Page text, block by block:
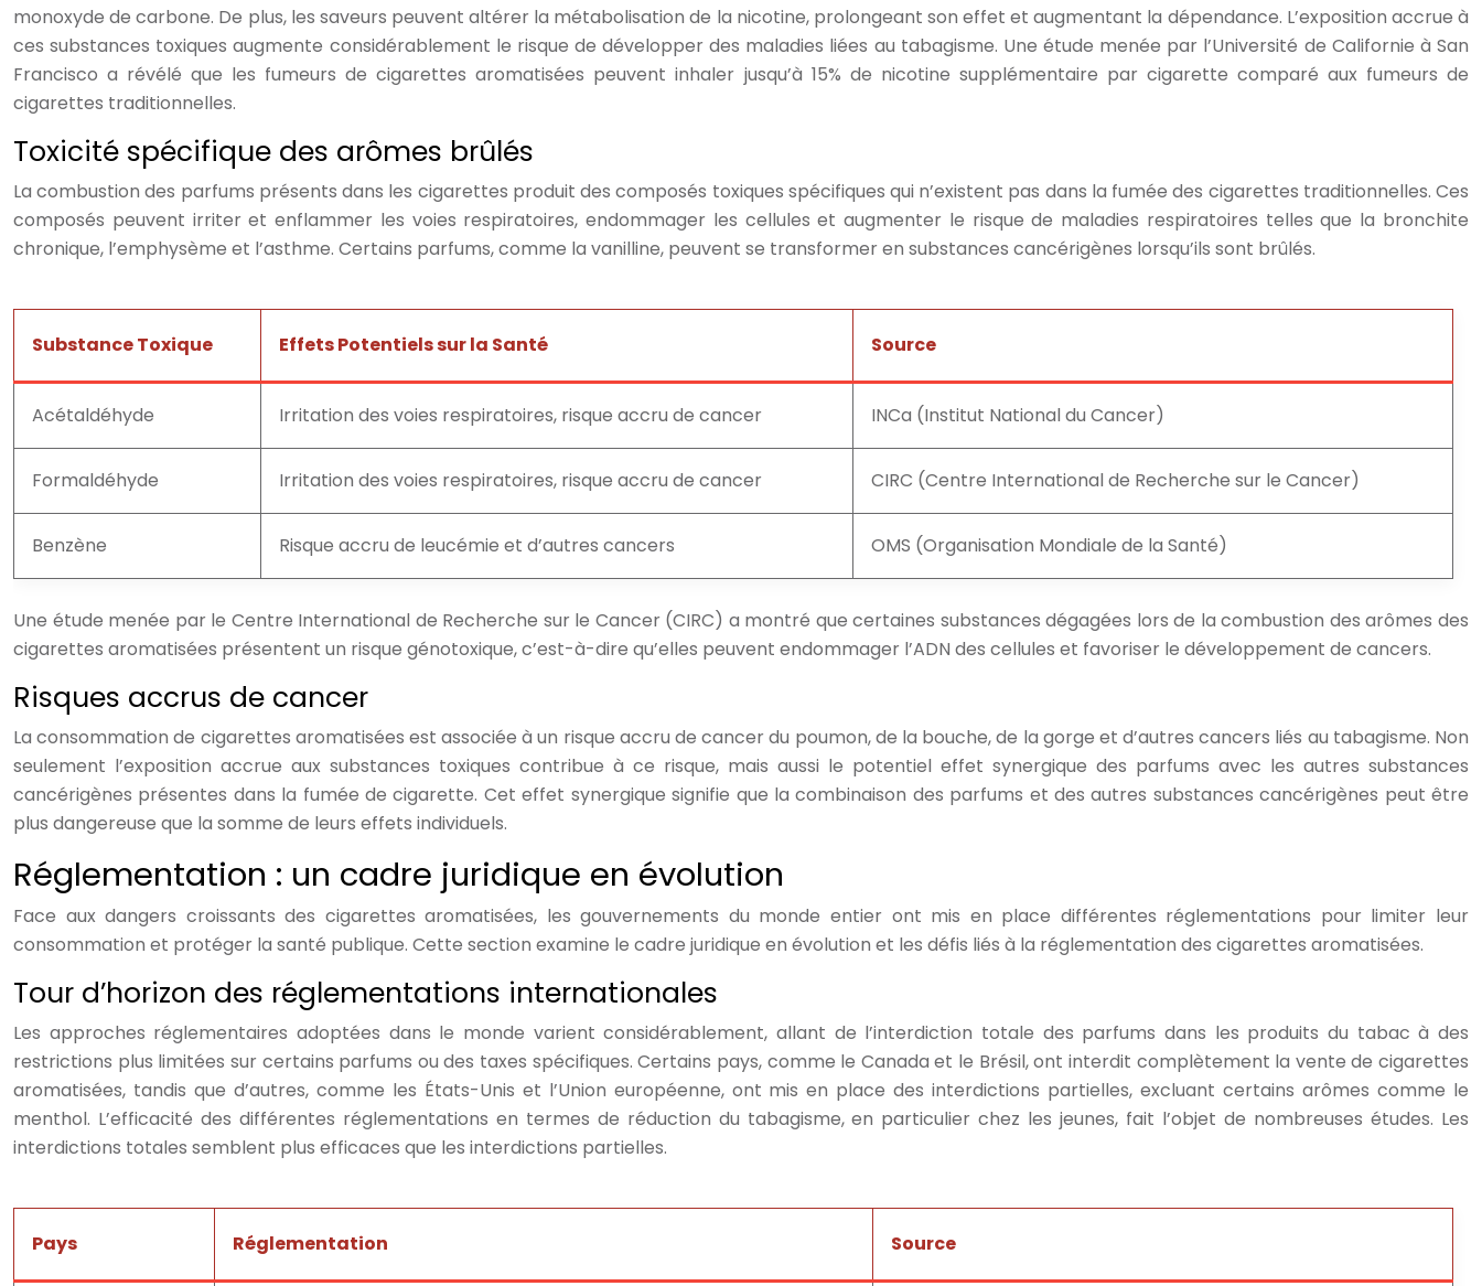
monoxyde de carbone. De plus, les saveurs peuvent altérer la métabolisation de la nicotine, prolongeant son effet et augmentant la dépendance. L’exposition accrue à
ces substances toxiques augmente considérablement le risque de développer des maladies liées au tabagisme. Une étude menée par l’Université de Californie à San
Francisco a révélé que les fumeurs de cigarettes aromatisées peuvent inhaler jusqu’à 15% de nicotine supplémentaire par cigarette comparé aux fumeurs de
cigarettes traditionnelles.
Toxicité spécifique des arômes brûlés
La combustion des parfums présents dans les cigarettes produit des composés toxiques spécifiques qui n’existent pas dans la fumée des cigarettes traditionnelles. Ces
composés peuvent irriter et enflammer les voies respiratoires, endommager les cellules et augmenter le risque de maladies respiratoires telles que la bronchite
chronique, l’emphysème et l’asthme. Certains parfums, comme la vanilline, peuvent se transformer en substances cancérigènes lorsqu’ils sont brûlés.
Substance Toxique Effets Potentiels sur la Santé Source
Acétaldéhyde Irritation des voies respiratoires, risque accru de cancer INCa (Institut National du Cancer)
Formaldéhyde Irritation des voies respiratoires, risque accru de cancer CIRC (Centre International de Recherche sur le Cancer)
Benzène Risque accru de leucémie et d’autres cancers OMS (Organisation Mondiale de la Santé)
Une étude menée par le Centre International de Recherche sur le Cancer (CIRC) a montré que certaines substances dégagées lors de la combustion des arômes des
cigarettes aromatisées présentent un risque génotoxique, c’est-à-dire qu’elles peuvent endommager l’ADN des cellules et favoriser le développement de cancers.
Risques accrus de cancer
La consommation de cigarettes aromatisées est associée à un risque accru de cancer du poumon, de la bouche, de la gorge et d’autres cancers liés au tabagisme. Non
seulement l’exposition accrue aux substances toxiques contribue à ce risque, mais aussi le potentiel effet synergique des parfums avec les autres substances
cancérigènes présentes dans la fumée de cigarette. Cet effet synergique signifie que la combinaison des parfums et des autres substances cancérigènes peut être
plus dangereuse que la somme de leurs effets individuels.
Réglementation : un cadre juridique en évolution
Face aux dangers croissants des cigarettes aromatisées, les gouvernements du monde entier ont mis en place différentes réglementations pour limiter leur
consommation et protéger la santé publique. Cette section examine le cadre juridique en évolution et les défis liés à la réglementation des cigarettes aromatisées.
Tour d’horizon des réglementations internationales
Les approches réglementaires adoptées dans le monde varient considérablement, allant de l’interdiction totale des parfums dans les produits du tabac à des
restrictions plus limitées sur certains parfums ou des taxes spécifiques. Certains pays, comme le Canada et le Brésil, ont interdit complètement la vente de cigarettes
aromatisées, tandis que d’autres, comme les États-Unis et l’Union européenne, ont mis en place des interdictions partielles, excluant certains arômes comme le
menthol. L’efficacité des différentes réglementations en termes de réduction du tabagisme, en particulier chez les jeunes, fait l’objet de nombreuses études. Les
interdictions totales semblent plus efficaces que les interdictions partielles.
Pays Réglementation Source